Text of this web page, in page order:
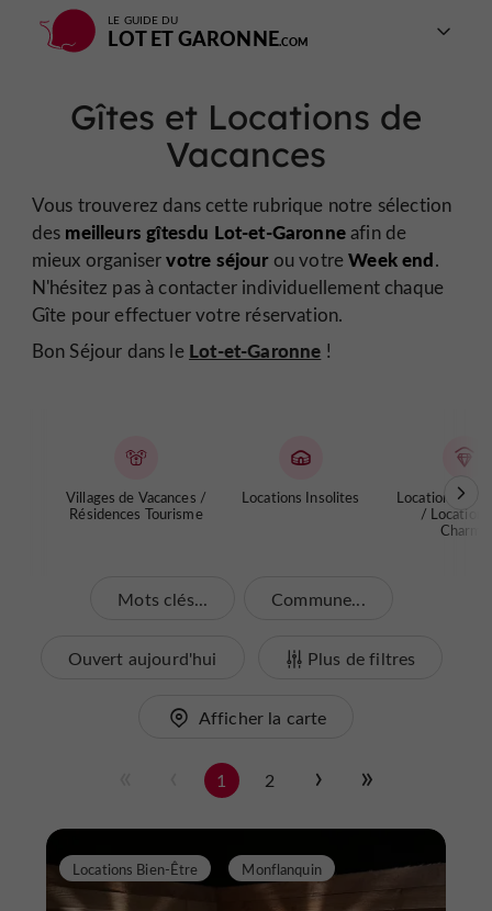
LE GUIDE DU
LOT ET GARONNE
Gîtes et Locations de
Vacances
Vous trouverez dans cette rubrique notre sélection
des meilleurs gîtesdu Lot-et-Garonneafin de
mieux organiservotre séjourou votreWeek end.
N'hésitez pas à contacter individuellement chaque
Gîte pour effectuer votre réservation.
Bon Séjour dans le Lot-et-Garonne !
Villages de Vacances /
Résidences Tourisme
Locations Insolites
Locations de
/
Charme
Mots clés... Commune...
Ouvert aujourd'hui Plus de filtres
Afficher la carte
1 2
Locations Bien-Être Monflanquin